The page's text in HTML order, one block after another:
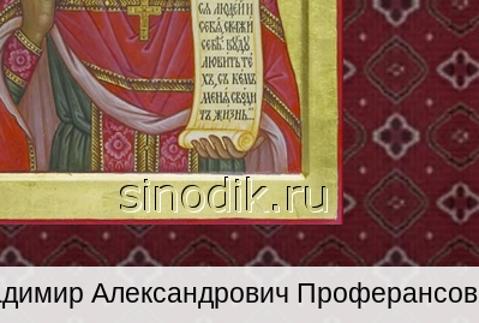
Александрович Проферансов